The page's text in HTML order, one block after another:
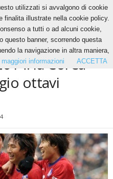
del Sud e il miraggio ottavi (VIDEO)
la Corea
ottavi
utilizzati si avvalgono di cookie
finalita illustrate nella cookie policy.
a tutti o ad alcuni cookie,
questo banner, scorrendo questa
la navigazione in altra maniera,
maggiori informazioni ACCETTA